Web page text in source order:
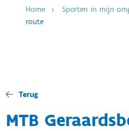
Home Sporten in mijn
route
Terug
MTB